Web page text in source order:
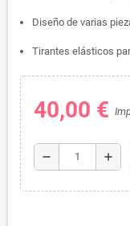
Diseño de varias
Tirantes elásticos
40,00 €
remove add